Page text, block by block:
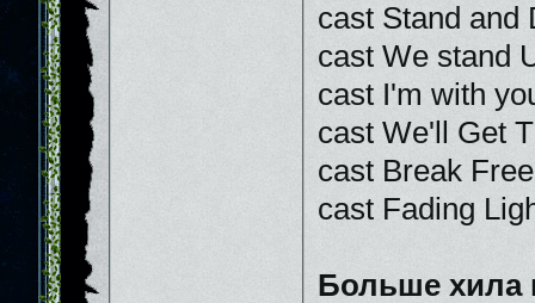
cast Stand and
cast We stand
cast I'm with
cast We'll Get
cast Break Free
cast Fading
Больше хила